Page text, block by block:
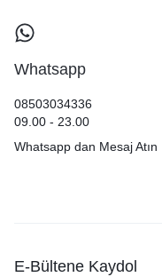
Whatsapp
08503034336
09.00 - 23.00
Whatsapp dan Mesaj Atın
E-Bültene Kaydol